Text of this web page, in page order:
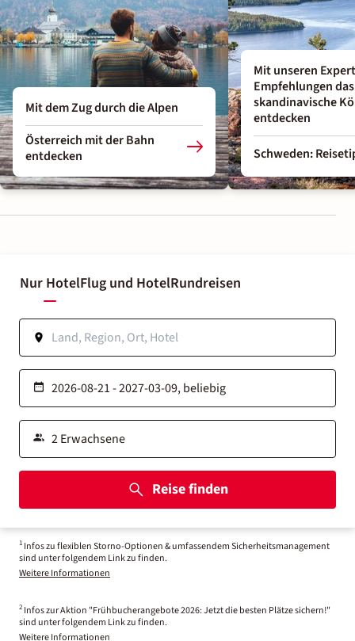
Mit dem Zug durch die Alpen
Österreich mit der Bahn
entdecken
Mit unseren
Empfehlungen das
skandinavische
entdecken
Schweden:
Nur HotelFlug und HotelRundreisen
Reise finden
1 Infos zu flexiblen Storno-Optionen & umfassendem Sicherheitsmanagement
sind unter folgendem Link zu finden.
Weitere Informationen
2 Infos zur Aktion "Frühbucherangebote 2026: Jetzt die besten Plätze sichern!"
sind unter folgendem Link zu finden.
Weitere Informationen